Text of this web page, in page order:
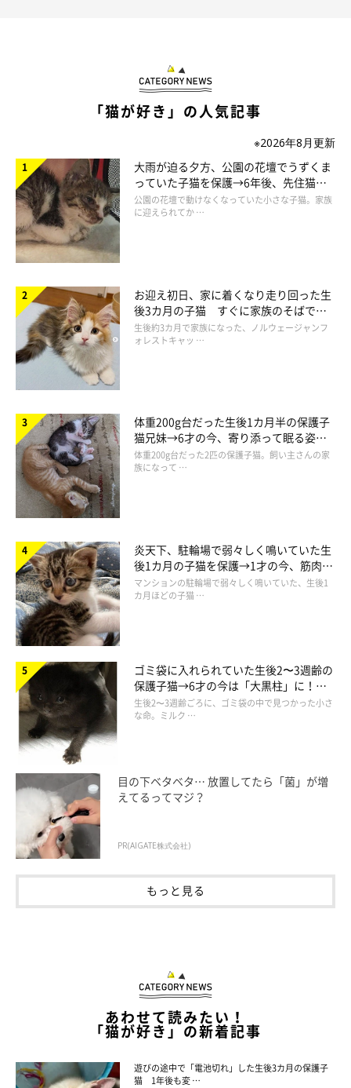
「猫が好き」の人気記事
※2026年8月更新
大雨が迫る夕方、公園の花壇でうずくま
っていた子猫を保護→6年後、先住猫
と“姉妹”のような関係に
公園の花壇で動けなくなっていた小さな子猫。家族
に迎えられてか …
お迎え初日、家に着くなり走り回った生
後3カ月の子猫 すぐに家族のそばで落
ち着く姿に「迎えてよかった」
生後約3カ月で家族になった、ノルウェージャンフ
ォレストキャッ …
体重200g台だった生後1カ月半の保護子
猫兄妹→6才の今、寄り添って眠る姿に
ほっこり！
体重200g台だった2匹の保護子猫。飼い主さんの家
族になって …
炎天下、駐輪場で弱々しく鳴いていた生
後1カ月の子猫を保護→1才の今、筋肉質
でツンデレなコに成長
マンションの駐輪場で弱々しく鳴いていた、生後1
カ月ほどの子猫 …
ゴミ袋に入れられていた生後2〜3週齢の
保護子猫→6才の今は「大黒柱」に！
美しい黒猫に成長した姿にグッとくる
生後2〜3週齢ごろに、ゴミ袋の中で見つかった小さ
な命。ミルク …
目の下ベタベタ… 放置してたら「菌」が増
えてるってマジ？
PR(AIGATE株式会社)
もっと見る
あわせて読みたい！
「猫が好き」の新着記事
遊びの途中で「電池切れ」した生後3カ月の保護子
猫 1年後も変 …